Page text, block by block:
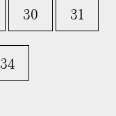
30 31
34